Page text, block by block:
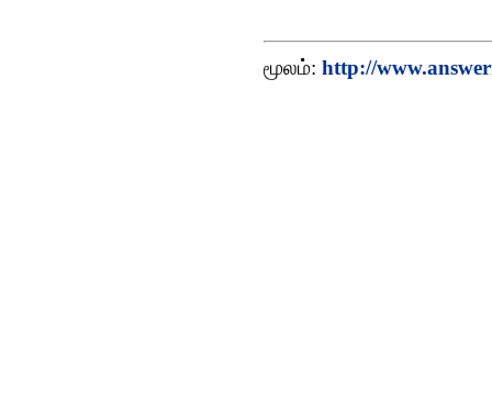
மூலம்: http://